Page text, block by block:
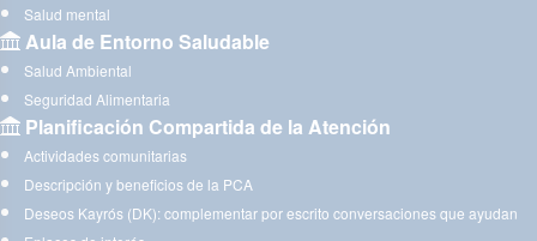
Salud mental
Aula de Entorno Saludable
Salud Ambiental
Seguridad Alimentaria
Planificación Compartida de la Atención
Actividades comunitarias
Descripción y beneficios de la PCA
Deseos Kayrós (DK): complementar por escrito conversaciones que ayudan